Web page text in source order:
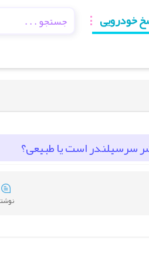
خودرویی
سرسیلندر است یا طبیعی؟